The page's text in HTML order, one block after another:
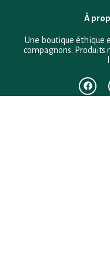
À
Une boutique éthique
compagnons. Produits